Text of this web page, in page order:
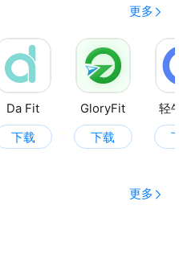
更多
Da Fit
下载
GloryFit
下载
轻
更多